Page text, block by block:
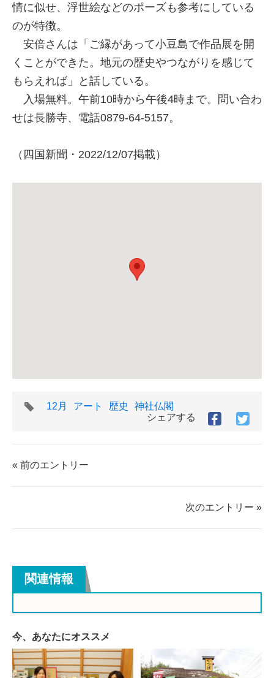
情に似せ、浮世絵などのポーズも参考にしている
のが特徴。
安倍さんは「ご縁があって小豆島で作品展を開
くことができた。地元の歴史やつながりを感じて
もらえれば」と話している。
入場無料。午前10時から午後4時まで。問い合わ
せは長勝寺、電話0879-64-5157。
（四国新聞・2022/12/07掲載）
タ
12月 アート 歴史
神社仏閣
シェアする
Facebook
シ
す
シ
す
« 前のエントリー
次のエントリー »
関連情報
今、あなたにオススメ